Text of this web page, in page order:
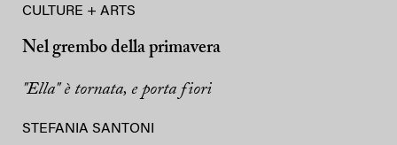
CULTURE + ARTS
Nel grembo della primavera
"Ella" è tornata, e porta fiori
STEFANIA SANTONI